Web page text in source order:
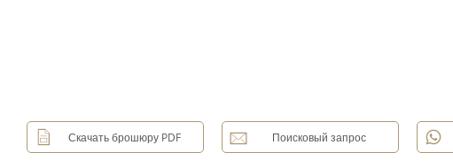
Скачать брошюру PDF Поисковый запрос